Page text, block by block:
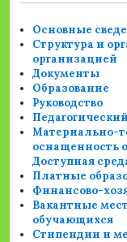
Основные
Структура и
организацией
Документы
Образование
Руководство
Материально-
оснащенность
Доступная
Платные
Финансово-
Вакантные
обучающихся
Стипендии и